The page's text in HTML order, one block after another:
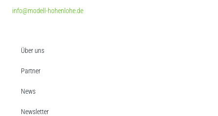
info@modell-hohenlohe.de
Über uns
Partner
News
Newsletter